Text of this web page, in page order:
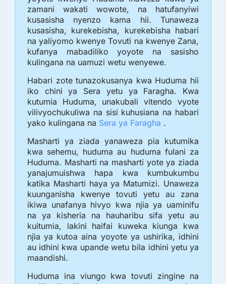
zamani wakati wowote, na hatufanyiwi
kusasisha nyenzo kama hii. Tunaweza
kusasisha, kurekebisha, kurekebisha habari
na yaliyomo kwenye Tovuti na kwenye Zana,
kufanya mabadiliko yoyote na sasisho
kulingana na uamuzi wetu wenyewe.
Habari zote tunazokusanya kwa Huduma hii
iko chini ya Sera yetu ya Faragha. Kwa
kutumia Huduma, unakubali vitendo vyote
vilivyochukuliwa na sisi kuhusiana na habari
yako kulingana na Sera ya Faragha .
Masharti ya ziada yanaweza pia kutumika
kwa sehemu, huduma au huduma fulani za
Huduma. Masharti na masharti yote ya ziada
yanajumuishwa hapa kwa kumbukumbu
katika Masharti haya ya Matumizi. Unaweza
kuunganisha kwenye tovuti yetu au zana
ikiwa unafanya hivyo kwa njia ya uaminifu
na ya kisheria na hauharibu sifa yetu au
kuitumia, lakini haifai kuweka kiunga kwa
njia ya kutoa aina yoyote ya ushirika, idhini
au idhini kwa upande wetu bila idhini yetu ya
maandishi.
Huduma ina viungo kwa tovuti zingine na